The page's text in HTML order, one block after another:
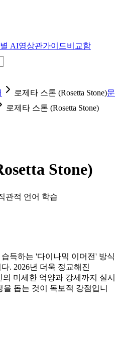
AI영상관가이드비교함
로제타 스톤 (Rosetta Stone)문
로제타 스톤 (Rosetta Stone)
Stone)
관적 언어 학습
득하는 '다이나믹 이머전' 방식
. 2026년 더욱 정교해진
미세한 억양과 강세까지 실시
돕는 것이 독보적 강점입니